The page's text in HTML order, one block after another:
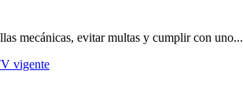
mecánicas, evitar multas y cumplir con uno...
vigente